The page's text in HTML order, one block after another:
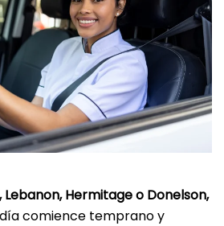
Lebanon, Hermitage o Donelson,
comience temprano y